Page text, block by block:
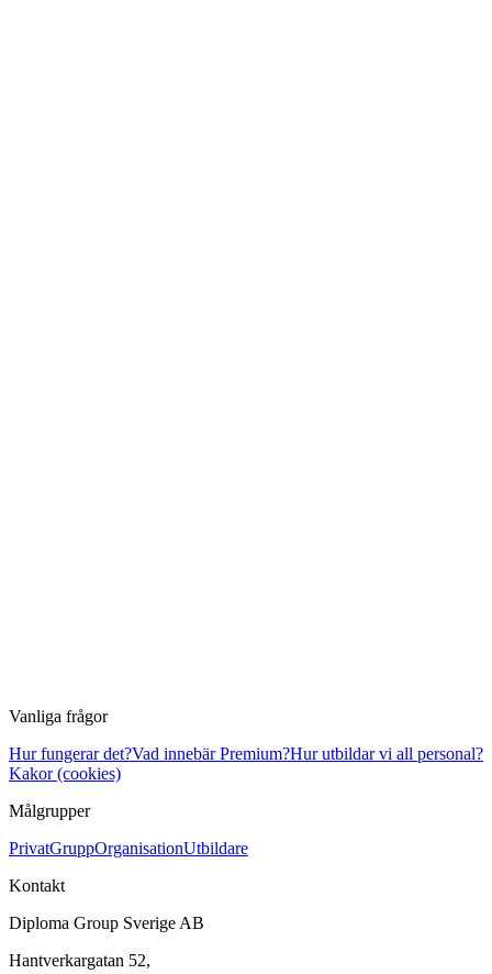
Vanliga frågor
Hur fungerar det?Vad innebär Premium?Hur utbildar vi all personal?
Kakor (cookies)
Målgrupper
PrivatGruppOrganisationUtbildare
Kontakt
Diploma Group Sverige AB
Hantverkargatan 52,